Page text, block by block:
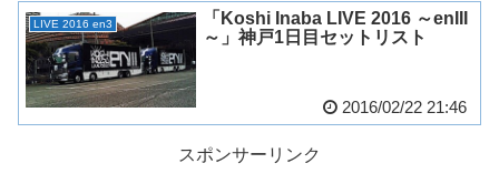
LIVE 2016 en3
「Koshi Inaba LIVE 2016 ～enIII
～」神戸1日目セットリスト
2016/02/22 21:46
スポンサーリンク